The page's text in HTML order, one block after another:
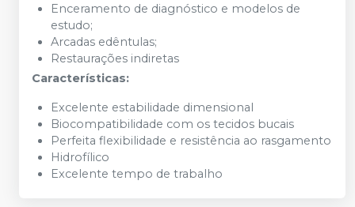
Enceramento de diagnóstico e modelos de
estudo;
Arcadas edêntulas;
Restaurações indiretas
Características:
Excelente estabilidade dimensional
Biocompatibilidade com os tecidos bucais
Perfeita flexibilidade e resistência ao rasgamento
Hidrofílico
Excelente tempo de trabalho